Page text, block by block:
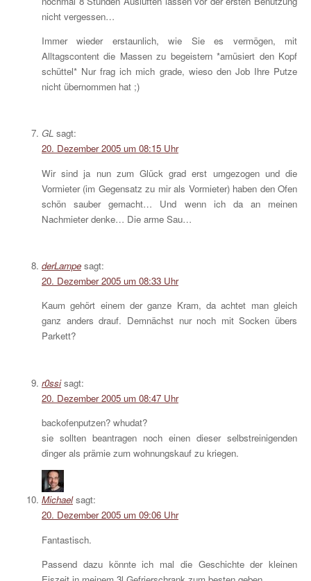
nicht vergessen…
Immer wieder erstaunlich, wie Sie es vermögen, mit
Alltagscontent die Massen zu begeistern *amüsiert den Kopf
schüttel* Nur frag ich mich grade, wieso den Job Ihre Putze
nicht übernommen hat ;)
GL sagt:
20. Dezember 2005 um 08:15 Uhr
Wir sind ja nun zum Glück grad erst umgezogen und die
Vormieter (im Gegensatz zu mir als Vormieter) haben den Ofen
schön sauber gemacht… Und wenn ich da an meinen
Nachmieter denke… Die arme Sau…
derLampe sagt:
20. Dezember 2005 um 08:33 Uhr
Kaum gehört einem der ganze Kram, da achtet man gleich
ganz anders drauf. Demnächst nur noch mit Socken übers
Parkett?
r0ssi sagt:
20. Dezember 2005 um 08:47 Uhr
backofenputzen? whudat?
sie sollten beantragen noch einen dieser selbstreinigenden
dinger als prämie zum wohnungskauf zu kriegen.
Michael sagt:
20. Dezember 2005 um 09:06 Uhr
Fantastisch.
Passend dazu könnte ich mal die Geschichte der kleinen